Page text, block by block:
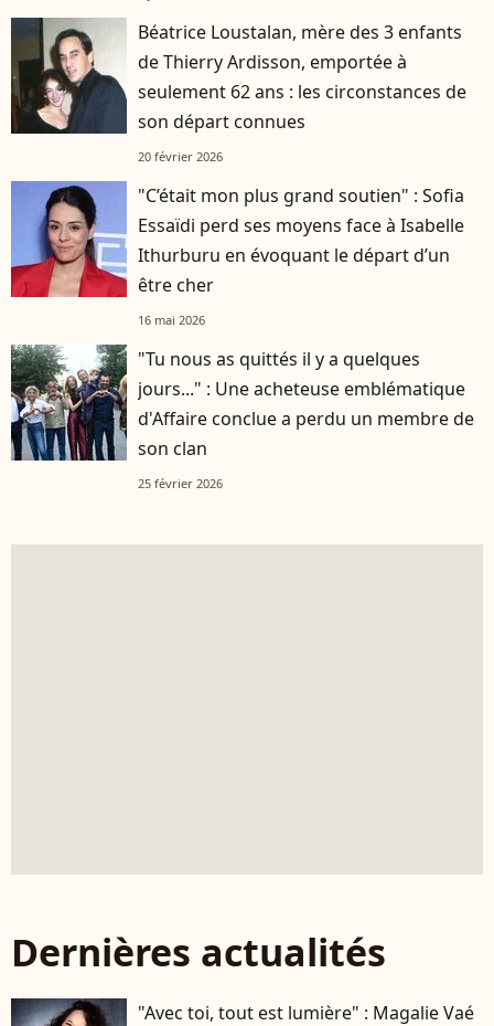
Béatrice Loustalan, mère des 3 enfants
de Thierry Ardisson, emportée à
seulement 62 ans : les circonstances de
son départ connues
20 février 2026
"C’était mon plus grand soutien" : Sofia
Essaïdi perd ses moyens face à Isabelle
Ithurburu en évoquant le départ d’un
être cher
16 mai 2026
"Tu nous as quittés il y a quelques
jours..." : Une acheteuse emblématique
d'Affaire conclue a perdu un membre de
son clan
25 février 2026
Dernières actualités
"Avec toi, tout est lumière" : Magalie Vaé